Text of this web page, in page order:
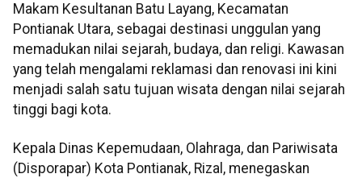
Makam Kesultanan Batu Layang, Kecamatan
Pontianak Utara, sebagai destinasi unggulan yang
memadukan nilai sejarah, budaya, dan religi. Kawasan
yang telah mengalami reklamasi dan renovasi ini kini
menjadi salah satu tujuan wisata dengan nilai sejarah
tinggi bagi kota.
Kepala Dinas Kepemudaan, Olahraga, dan Pariwisata
(Disporapar) Kota Pontianak, Rizal, menegaskan